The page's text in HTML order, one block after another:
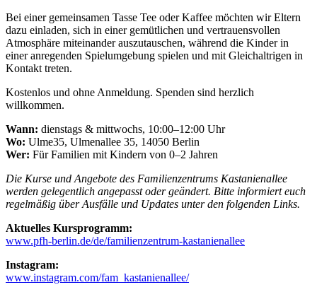
Bei einer gemeinsamen Tasse Tee oder Kaffee möchten wir Eltern
dazu einladen, sich in einer gemütlichen und vertrauensvollen
Atmosphäre miteinander auszutauschen, während die Kinder in
einer anregenden Spielumgebung spielen und mit Gleichaltrigen in
Kontakt treten.
Kostenlos und ohne Anmeldung. Spenden sind herzlich
willkommen.
Wann: dienstags & mittwochs, 10:00–12:00 Uhr
Wo: Ulme35, Ulmenallee 35, 14050 Berlin
Wer: Für Familien mit Kindern von 0–2 Jahren
Die Kurse und Angebote des Familienzentrums Kastanienallee
werden gelegentlich angepasst oder geändert. Bitte informiert euch
regelmäßig über Ausfälle und Updates unter den folgenden Links.
Aktuelles Kursprogramm:
www.pfh-berlin.de/de/familienzentrum-kastanienallee
Instagram:
www.instagram.com/fam_kastanienallee/